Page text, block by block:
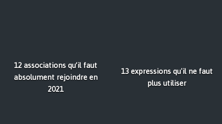
12 associations qu’il faut
absolument rejoindre en
2021
13 expressions qu'il ne faut
plus utiliser